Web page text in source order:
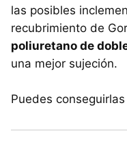
las posibles
recubrimiento de
poliuretano de
una mejor sujeción.
Puedes